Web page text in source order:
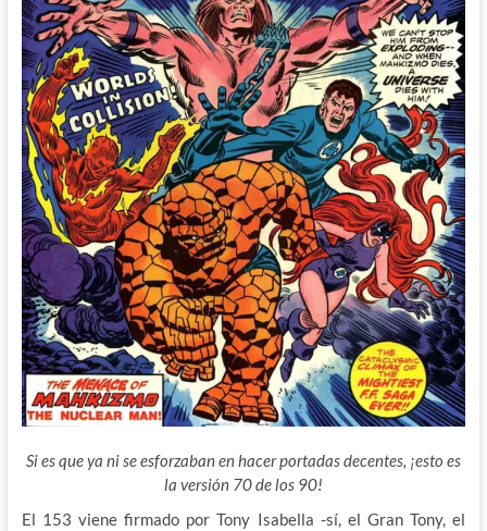
Si es que ya ni se esforzaban en hacer portadas decentes, ¡esto es
la versión 70 de los 90!
El 153 viene firmado por Tony Isabella -sí, el Gran Tony, el